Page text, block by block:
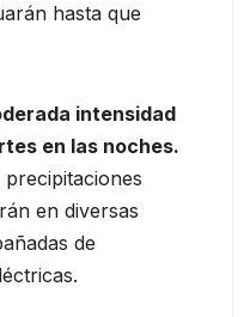
hasta que
intensidad
en las noches.
en diversas
de